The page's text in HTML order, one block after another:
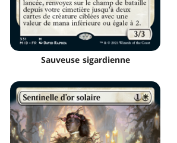
Sauveuse sigardienne